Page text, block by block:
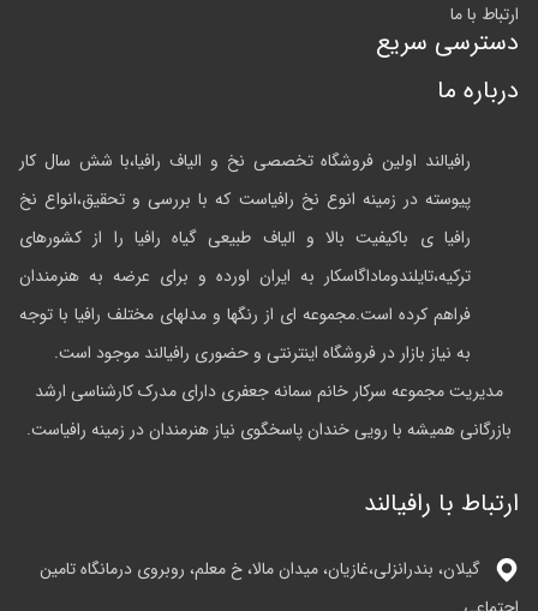
ارتباط با ما
دسترسی سریع
درباره ما
رافیالند اولین فروشگاه تخصصی نخ و الیاف رافیا،با شش سال کار
پیوسته در زمینه انوع نخ رافیاست که با بررسی و تحقیق،انواع نخ
رافیا ی باکیفیت بالا و الیاف طبیعی گیاه رافیا را از کشورهای
ترکیه،تایلندوماداگاسکار به ایران اورده و برای عرضه به هنرمندان
فراهم کرده است.مجموعه ای از رنگها و مدلهای مختلف رافیا با توجه
به نیاز بازار در فروشگاه اینترنتی و حضوری رافیالند موجود است.
مدیریت مجموعه سرکار خانم سمانه جعفری دارای مدرک کارشناسی ارشد
بازرگانی همیشه با رویی خندان پاسخگوی نیاز هنرمندان در زمینه رافیاست.
ارتباط با رافیالند
گیلان، بندرانزلی،غازیان، میدان مالا، خ معلم، روبروی درمانگاه تامین